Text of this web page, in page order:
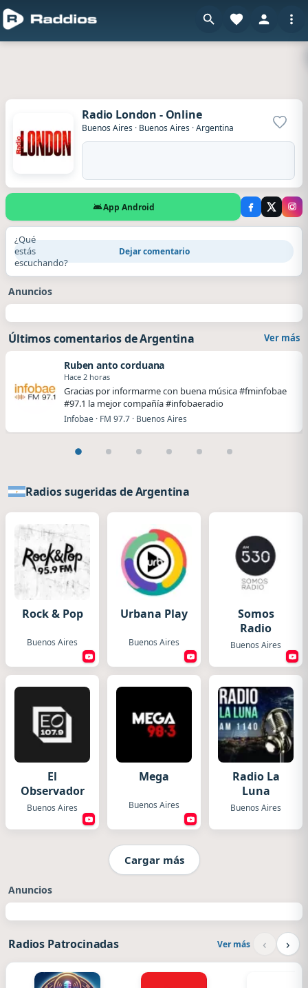
Radio London - Online
Buenos Aires · Buenos Aires ·Argentina
App Android
¿Qué
estás
escuchando?
Dejar comentario
Anuncios
Últimos comentarios de Argentina Ver más
Ruben anto corduana
Hace 2 horas
Gracias por informarme con buena música #fminfobae
#97.1 la mejor compañía #infobaeradio
Infobae · FM 97.7 · Buenos Aires
Radios sugeridas de Argentina
Rock & Pop
Buenos Aires
Urbana Play
Buenos Aires
Somos
Radio
Buenos Aires
El
Observador
Buenos Aires
Mega
Buenos Aires
Radio La
Luna
Buenos Aires
Cargar más
Anuncios
Radios Patrocinadas Ver más ‹ ›